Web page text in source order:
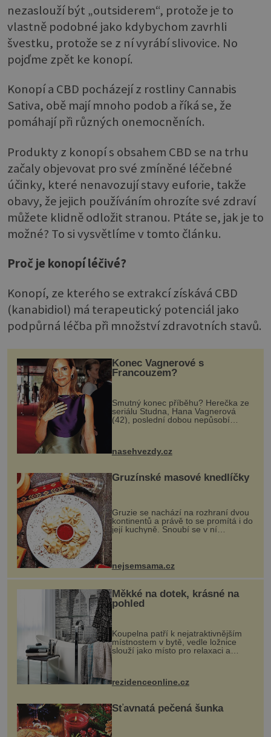
nezaslouží být „outsiderem“, protože je to
vlastně podobné jako kdybychom zavrhli
švestku, protože se z ní vyrábí slivovice. No
pojďme zpět ke konopí.
Konopí a CBD pocházejí z rostliny Cannabis
Sativa, obě mají mnoho podob a říká se, že
pomáhají při různých onemocněních.
Produkty z konopí s obsahem CBD se na trhu
začaly objevovat pro své zmíněné léčebné
účinky, které nenavozují stavy euforie, takže
obavy, že jejich používáním ohrozíte své zdraví
můžete klidně odložit stranou. Ptáte se, jak je to
možné? To si vysvětlíme v tomto článku.
Proč je konopí léčivé?
Konopí, ze kterého se extrakcí získává CBD
(kanabidiol) má terapeutický potenciál jako
podpůrná léčba při množství zdravotních stavů.
Konec Vagnerové s
Francouzem?
Smutný konec příběhu? Herečka ze
seriálu Studna, Hana Vagnerová
(42), poslední dobou nepůsobí
nasehvezdy.cz
Gruzínské masové knedlíčky
Gruzie se nachází na rozhraní dvou
kontinentů a právě to se promítá i do
její kuchyně. Snoubí se v ní
evropské a asijské chutě a díky tomu
pokrmy, které rozhodně st...
nejsemsama.cz
Měkké na dotek, krásné na
pohled
Koupelna patří k nejatraktivnějším
místnostem v bytě, vedle ložnice
slouží jako místo pro relaxaci a
odpočinek. Koupelnový textil –
ručníky, osušky a koberečky –
mohou jako mávnutím kouzelného
proutku...
rezidenceonline.cz
Šťavnatá pečená šunka